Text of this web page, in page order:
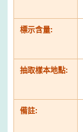
標示含量:
抽取樣本地點:
備註: